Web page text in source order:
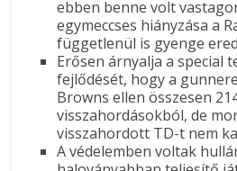
ebben benne volt
egymeccses hiányzása a
függetlenül is gyenge
Erősen árnyalja a special
fejlődését, hogy a
Browns ellen összesen
visszahordásokból, de
visszahordott TD-t nem
A védelemben voltak